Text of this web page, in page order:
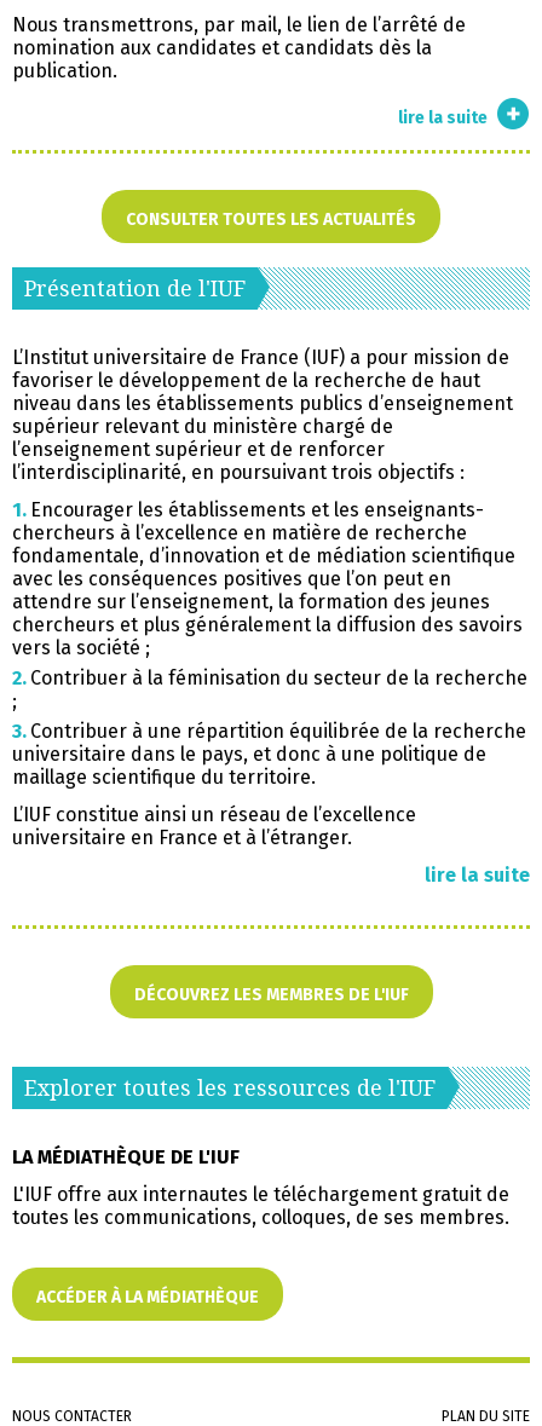
Nous transmettrons, par mail, le lien de l’arrêté de
nomination aux candidates et candidats dès la
publication.
lire la suitedate
2026
CONSULTER TOUTES LES ACTUALITÉS
Présentation de l'IUF
L’Institut universitaire de France (IUF) a pour mission de
favoriser le développement de la recherche de haut
niveau dans les établissements publics d’enseignement
supérieur relevant du ministère chargé de
l’enseignement supérieur et de renforcer
l’interdisciplinarité, en poursuivant trois objectifs :
Encourager les établissements et les enseignants-
chercheurs à l’excellence en matière de recherche
fondamentale, d’innovation et de médiation scientifique
avec les conséquences positives que l’on peut en
attendre sur l’enseignement, la formation des jeunes
chercheurs et plus généralement la diffusion des savoirs
vers la société ;
Contribuer à la féminisation du secteur de la recherche
;
Contribuer à une répartition équilibrée de la recherche
universitaire dans le pays, et donc à une politique de
maillage scientifique du territoire.
L’IUF constitue ainsi un réseau de l’excellence
universitaire en France et à l’étranger.
lire la suite
DÉCOUVREZ LES MEMBRES DE L'IUF
Explorer toutes les ressources de l'IUF
LA MÉDIATHÈQUE DE L'IUF
L'IUF offre aux internautes le téléchargement gratuit de
toutes les communications, colloques, de ses membres.
ACCÉDER À LA MÉDIATHÈQUE
au
NOUS CONTACTER PLAN DU SITE